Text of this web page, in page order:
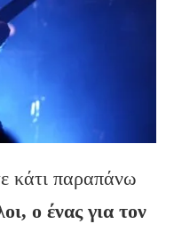
κάτι παραπάνω
ο ένας για τον